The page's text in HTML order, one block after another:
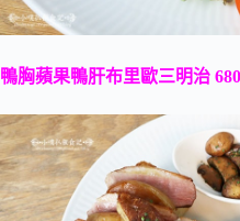
鴨胸蘋果鴨肝布里歐三明治 680